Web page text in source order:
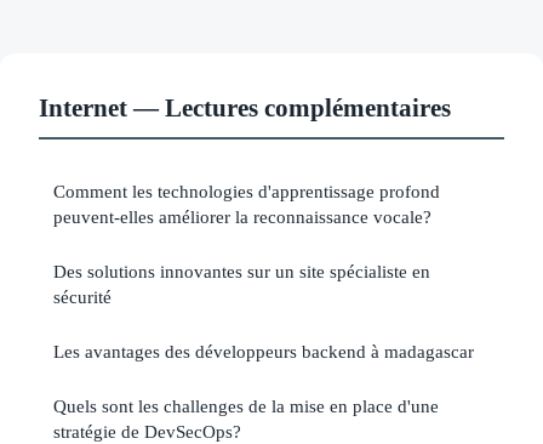
Internet — Lectures complémentaires
Comment les technologies d'apprentissage profond
peuvent-elles améliorer la reconnaissance vocale?
Des solutions innovantes sur un site spécialiste en
sécurité
Les avantages des développeurs backend à madagascar
Quels sont les challenges de la mise en place d'une
stratégie de DevSecOps?